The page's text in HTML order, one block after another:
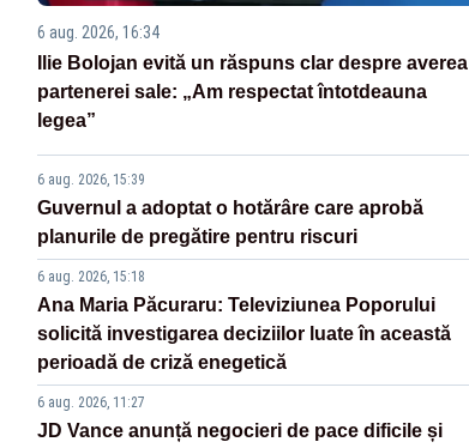
6 aug. 2026, 16:34
Ilie Bolojan evită un răspuns clar despre averea
partenerei sale: „Am respectat întotdeauna
legea”
6 aug. 2026, 15:39
Guvernul a adoptat o hotărâre care aprobă
planurile de pregătire pentru riscuri
6 aug. 2026, 15:18
Ana Maria Păcuraru: Televiziunea Poporului
solicită investigarea deciziilor luate în această
perioadă de criză enegetică
6 aug. 2026, 11:27
JD Vance anunță negocieri de pace dificile și